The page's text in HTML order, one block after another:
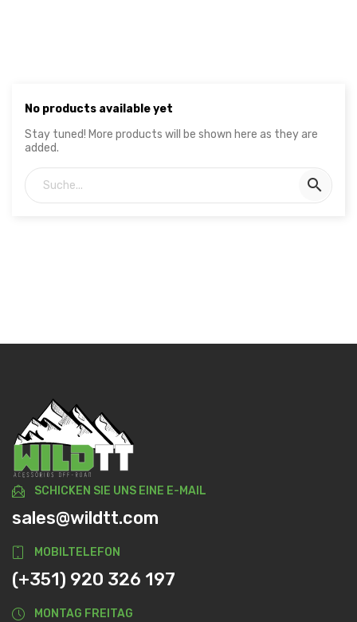
No products available yet
Stay tuned! More products will be shown here as they are
added.

SCHICKEN SIE UNS EINE E-MAIL
sales@wildtt.com
MOBILTELEFON
(+351) 920 326 197
MONTAG FREITAG